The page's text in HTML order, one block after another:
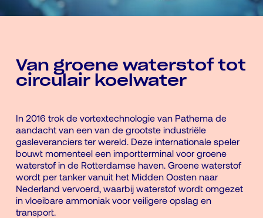
Van groene waterstof tot
circulair koelwater
In 2016 trok de vortextechnologie van Pathema de
aandacht van een van de grootste industriële
gasleveranciers ter wereld. Deze internationale speler
bouwt momenteel een importterminal voor groene
waterstof in de Rotterdamse haven. Groene waterstof
wordt per tanker vanuit het Midden Oosten naar
Nederland vervoerd, waarbij waterstof wordt omgezet
in vloeibare ammoniak voor veiligere opslag en
transport.